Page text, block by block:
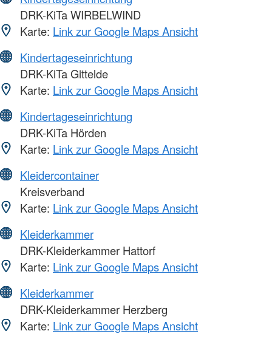
DRK-KiTa WIRBELWIND
Karte: Link zur Google Maps Ansicht
Kindertageseinrichtung
DRK-KiTa Gittelde
Karte: Link zur Google Maps Ansicht
Kindertageseinrichtung
DRK-KiTa Hörden
Karte: Link zur Google Maps Ansicht
Kleidercontainer
Kreisverband
Karte: Link zur Google Maps Ansicht
Kleiderkammer
DRK-Kleiderkammer Hattorf
Karte: Link zur Google Maps Ansicht
Kleiderkammer
DRK-Kleiderkammer Herzberg
Karte: Link zur Google Maps Ansicht